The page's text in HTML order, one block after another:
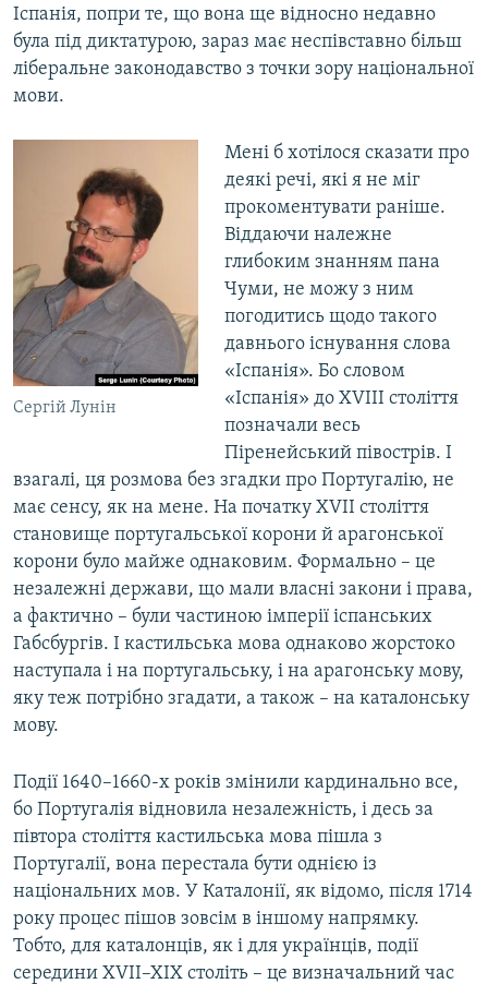
Іспанія, попри те, що вона ще відносно недавно
була під диктатурою, зараз має неспівставно більш
ліберальне законодавство з точки зору національної
мови.
Сергій Лунін
Мені б хотілося сказати про
деякі речі, які я не міг
прокоментувати раніше.
Віддаючи належне
глибоким знанням пана
Чуми, не можу з ним
погодитись щодо такого
давнього існування слова
«Іспанія». Бо словом
«Іспанія» до ХVIII століття
позначали весь
Піренейський півострів. І
взагалі, ця розмова без згадки про Португалію, не
має сенсу, як на мене. На початку ХVII століття
становище португальської корони й арагонської
корони було майже однаковим. Формально – це
незалежні держави, що мали власні закони і права,
а фактично – були частиною імперії іспанських
Габсбургів. І кастильська мова однаково жорстоко
наступала і на португальську, і на арагонську мову,
яку теж потрібно згадати, а також – на каталонську
мову.
​Події 1640–1660-х років змінили кардинально все,
бо Португалія відновила незалежність, і десь за
півтора століття кастильська мова пішла з
Португалії, вона перестала бути однією із
національних мов. У Каталонії, як відомо, після 1714
року процес пішов зовсім в іншому напрямку.
Тобто, для каталонців, як і для українців, події
середини XVII–XIX століть – це визначальний час